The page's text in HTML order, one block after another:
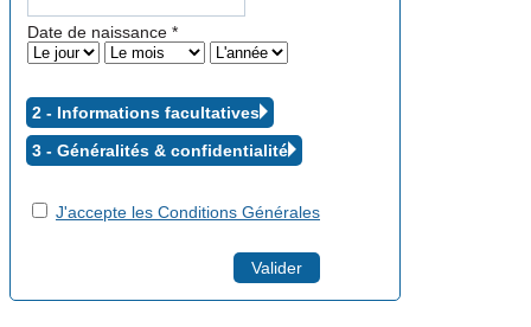
Date de naissance *
2 - Informations facultatives
3 - Généralités & confidentialité
J'accepte les Conditions Générales